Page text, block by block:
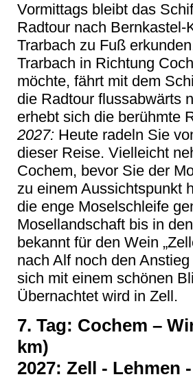
Vormittags bleibt das
Radtour nach Bernkastel-
Trarbach zu Fuß
Trarbach in Richtung
möchte, fährt mit dem
die Radtour flussabwärts
erhebt sich die berühmte
2027: Heute radeln Sie
dieser Reise. Vielleicht
Cochem, bevor Sie der
zu einem Aussichtspunkt
die enge Moselschleife
Mosellandschaft bis in
bekannt für den Wein
nach Alf noch den
sich mit einem schönen
Übernachtet wird in Zell.
7. Tag: Cochem –
km)
2027: Zell - Lehmen